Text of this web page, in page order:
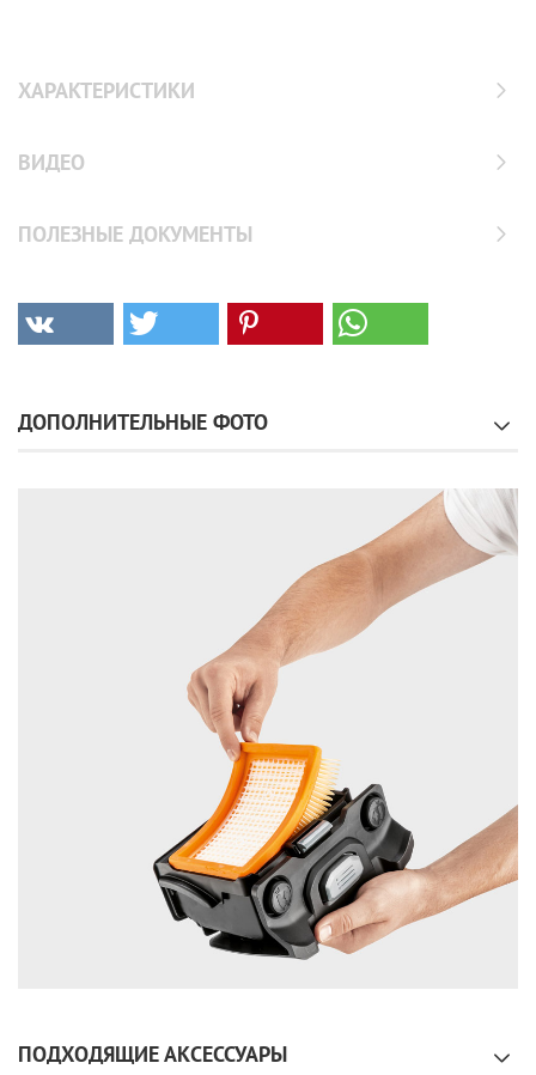
ХАРАКТЕРИСТИКИ
ВИДЕО
ПОЛЕЗНЫЕ ДОКУМЕНТЫ
ДОПОЛНИТЕЛЬНЫЕ ФОТО
ПОДХОДЯЩИЕ АКСЕССУАРЫ